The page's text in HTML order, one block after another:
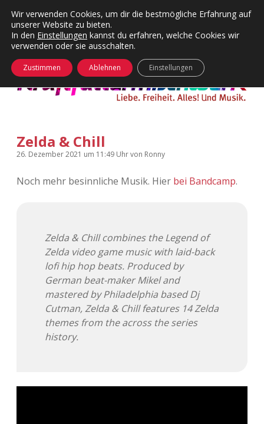
Kategorien
Menü
24 Hours Chilling
Die Wende
Täglicher Sinnwahn
Visuelles
Wandnotizen
KFMW-Disco
Dates
Menü
öffnen
Adventskalender 2012
Adventskalender 2013
Adventskalender 2014
öffnen
Zelda & Chill
26. Dezember 2021 um 11:49 Uhrvon Ronny
Noch mehr besinnliche Musik. Hier bei Bandcamp.
Zelda & Chill combines the Legend of
Zelda video game music with laid-back
lofi hip hop beats. Produced by
German beat-maker Mikel and
mastered by Philadelphia based Dj
Cutman, Zelda & Chill features 14 Zelda
themes from the across the series
history.
Wir verwenden Cookies, um dir die bestmögliche Erfahrung auf
unserer Website zu bieten.
In den Einstellungen kannst du erfahren, welche Cookies wir
verwenden oder sie ausschalten.
Zustimmen Ablehnen Einstellungen